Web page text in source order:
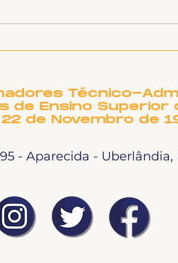
VIDA EM
LUGAR!Técnico-
de Ensino Superior
de Novembro de
- Aparecida - Uberlândia,